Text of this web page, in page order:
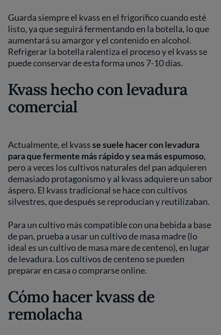
Guarda siempre el kvass en el frigorífico cuando esté
listo, ya que seguirá fermentando en la botella, lo que
aumentará su amargor y el contenido en alcohol.
Refrigerar la botella ralentiza el proceso y el kvass se
puede conservar de esta forma unos 7-10 días.
Kvass hecho con levadura
comercial
Actualmente, el kvassse suele hacer con levadura
para que fermente más rápido y sea más espumoso,
pero a veces los cultivos naturales del pan adquieren
demasiado protagonismo y al kvass adquiere un sabor
áspero. El kvass tradicional se hace con cultivos
silvestres, que después se reproducían y reutilizaban.
Para un cultivo más compatible con una bebida a base
de pan, prueba a usar un cultivo de masa madre (lo
ideal es un cultivo de masa mare de centeno), en lugar
de levadura. Los cultivos de centeno se pueden
preparar en casa o comprarse online.
Cómo hacer kvass de
remolacha